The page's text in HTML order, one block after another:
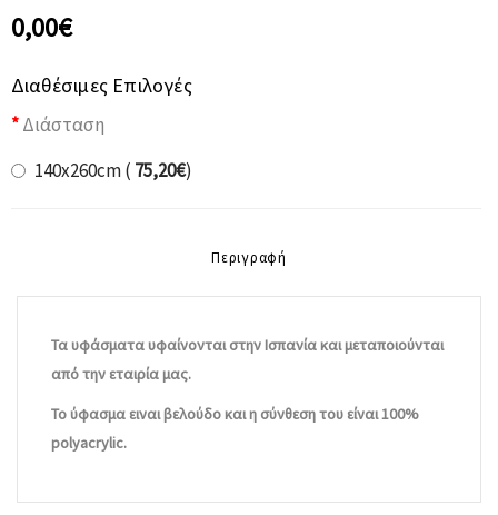
0,00€
Διαθέσιμες Επιλογές
Διάσταση
140x260cm ( 75,20€)
Περιγραφή
Τα υφάσματα υφαίνονται στην Ισπανία και μεταποιούνται
από την εταιρία μας.
Το ύφασμα ειναι βελούδο και η σύνθεση του είναι 100%
polyacrylic.